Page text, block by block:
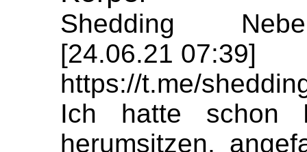
Shedding
[24.06.21 07:39]
https://t.me/
Ich hatte schon
herumsitzen,